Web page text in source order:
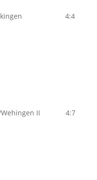
Denkingen 4:4
Wehingen II 4:7